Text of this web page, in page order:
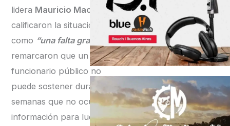
lidera Mauricio Macri
calificaron la situación
como “una falta grave”
y
remarcaron que un
funcionario público no
puede sostener durante
semanas que no ocultó
información para luego